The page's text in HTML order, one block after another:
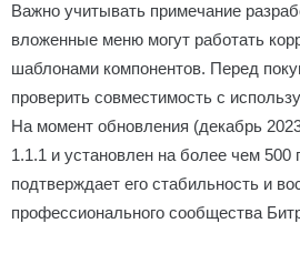
Важно учитывать примечание
вложенные меню могут работать
шаблонами компонентов. Перед
проверить совместимость с
На момент обновления (декабрь
1.1.1 и установлен на более чем 500
подтверждает его стабильность и
профессионального сообщества